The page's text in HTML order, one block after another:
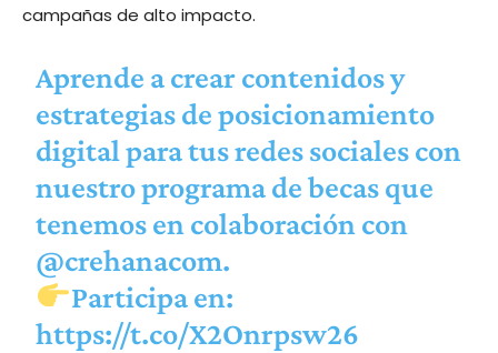
campañas de alto impacto.
Aprende a crear contenidos y
estrategias de posicionamiento
digital para tus redes sociales con
nuestro programa de becas que
tenemos en colaboración con
@crehanacom.
Participa en:
https://t.co/X2Onrpsw26